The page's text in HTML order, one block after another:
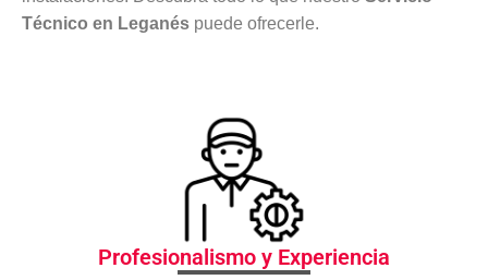
Técnico en Leganés puede ofrecerle.
Profesionalismo y Experiencia